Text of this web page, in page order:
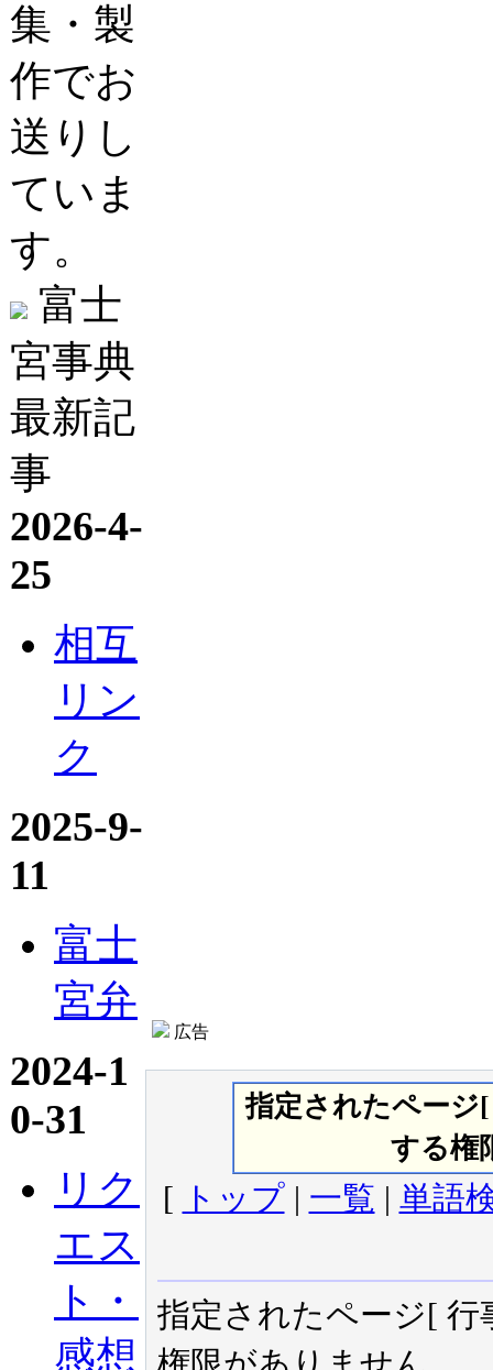
集・製
作でお
送りし
ていま
す。
富士
宮事典
最新記
事
2026-4-
25
相互
リン
ク
2025-9-
11
富士
宮弁
2024-1
0-31
リク
エス
ト・
感想
広告
指定されたペー
する権
[ トップ| 一覧 | 単語
指定されたページ[ 行